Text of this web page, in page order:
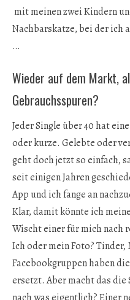
mit meinen zwei Kindern
Nachbarskatze, bei der ich
…
Wieder auf dem Markt,
Gebrauchsspuren?
Jeder Single über 40 hat
oder kurze. Gelebte oder
geht doch jetzt so einfach,
seit einigen Jahren
App und ich fange an
Klar, damit könnte ich
Wischt einer für mich nach
Ich oder mein Foto?
Facebookgruppen haben
ersetzt. Aber macht das die